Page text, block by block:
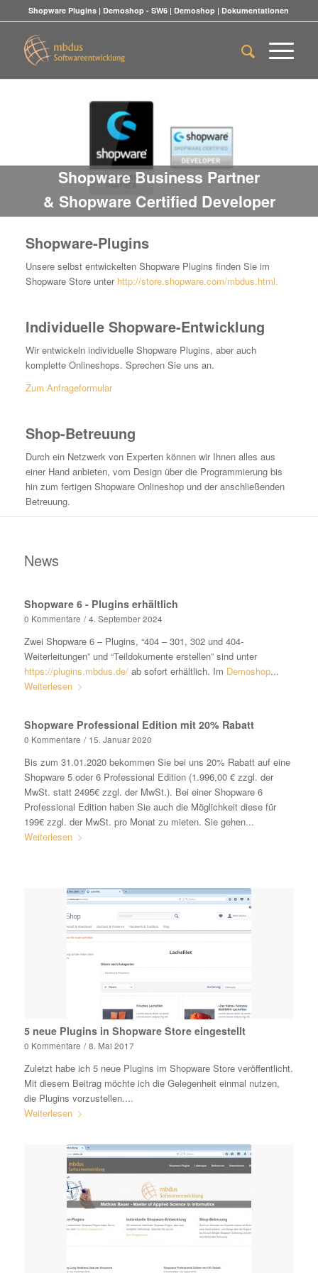
Shopware Plugins | Demoshop - SW6 | Demoshop | Dokumentationen
Shopware Business Partner
& Shopware Certified Developer
Shopware-Plugins
Unsere selbst entwickelten Shopware Plugins finden Sie im
Shopware Store unter http://store.shopware.com/mbdus.html.
Individuelle Shopware-Entwicklung
Wir entwickeln individuelle Shopware Plugins, aber auch
komplette Onlineshops. Sprechen Sie uns an.
Zum Anfrageformular
Shop-Betreuung
Durch ein Netzwerk von Experten können wir Ihnen alles aus
einer Hand anbieten, vom Design über die Programmierung bis
hin zum fertigen Shopware Onlineshop und der anschließenden
Betreuung.
News
Shopware 6 - Plugins erhältlich
0 Kommentare / 4. September 2024
Zwei Shopware 6 – Plugins, “404 – 301, 302 und 404-
Weiterleitungen” und “Teildokumente erstellen” sind unter
https://plugins.mbdus.de/ab sofort erhältlich. Im Demoshop...
Weiterlesen
Shopware Professional Edition mit 20% Rabatt
0 Kommentare / 15. Januar 2020
Bis zum 31.01.2020 bekommen Sie bei uns 20% Rabatt auf eine
Shopware 5 oder 6 Professional Edition (1.996,00 € zzgl. der
MwSt. statt 2495€ zzgl. der MwSt.). Bei einer Shopware 6
Professional Edition haben Sie auch die Möglichkeit diese für
199€ zzgl. der MwSt. pro Monat zu mieten. Sie gehen...
Weiterlesen
5 neue Plugins in Shopware Store eingestellt
0 Kommentare / 8. Mai 2017
Zuletzt habe ich 5 neue Plugins im Shopware Store veröffentlicht.
Mit diesem Beitrag möchte ich die Gelegenheit einmal nutzen,
die Plugins vorzustellen....
Weiterlesen